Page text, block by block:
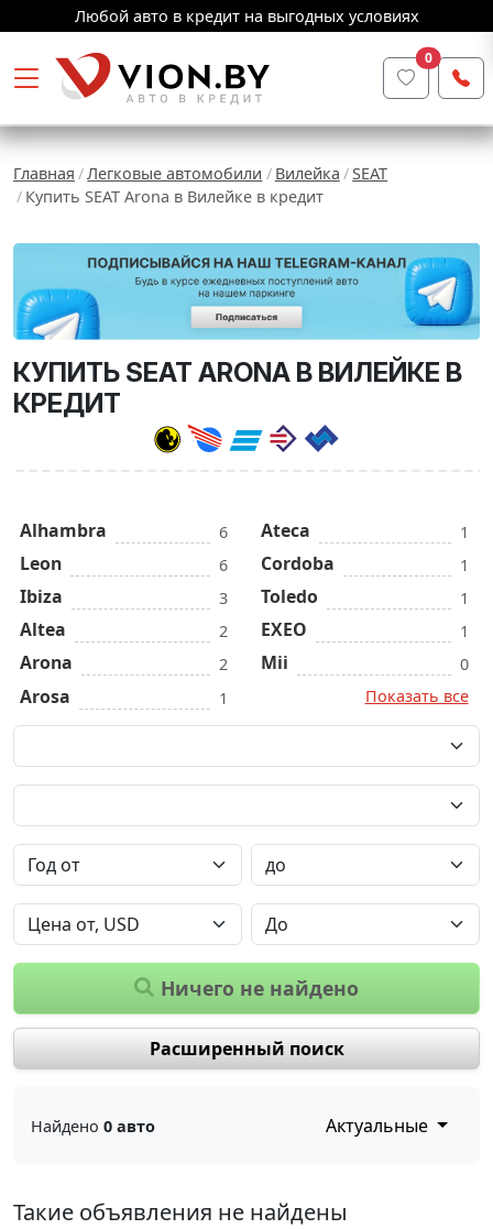
Любой авто в кредит на выгодных условиях
0
Главная Легковые автомобили Вилейка
SEAT
Купить SEAT Arona в Вилейке в кредит
КУПИТЬ SEAT ARONA В ВИЛЕЙКЕ В
КРЕДИТ
Alhambra 6
Leon 6
Ibiza 3
Altea 2
Arona 2
Arosa 1
Ateca 1
Cordoba 1
Toledo 1
EXEO 1
Mii
0
Показать все
Ничего не найдено
Расширенный поиск
Найдено 0 авто Актуальные
Такие объявления не найдены